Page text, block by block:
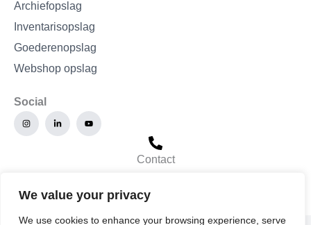
We value your privacy
We use cookies to enhance your browsing experience, serve
Archiefopslag
Inventarisopslag
Goederenopslag
Webshop opslag
Social
n
L
i
i
n
Y
o
Contact